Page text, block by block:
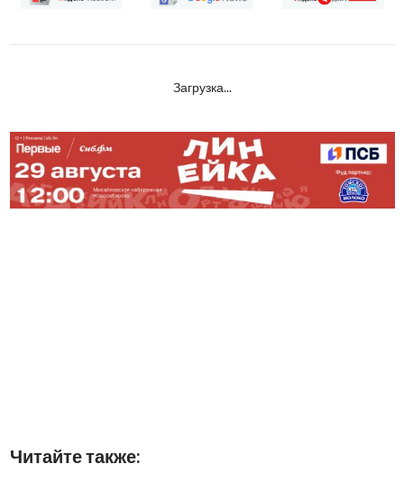
Загрузка...
Читайте также: